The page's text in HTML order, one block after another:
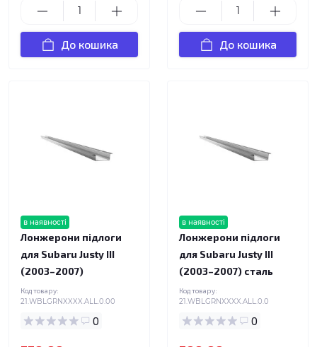
До кошика До кошика
в наявності
Лонжерони підлоги
для Subaru Justy III
(2003–2007)
Код товару:
21.WBLGRNXXXX.ALL.0.00
0
в наявності
Лонжерони підлоги
для Subaru Justy III
(2003–2007) сталь
Код товару:
21.WBLGRNXXXX.ALL.0.0
0